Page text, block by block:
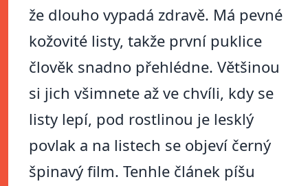
že dlouho vypadá zdravě. Má pevné
kožovité listy, takže první puklice
člověk snadno přehlédne. Většinou
si jich všimnete až ve chvíli, kdy se
listy lepí, pod rostlinou je lesklý
povlak a na listech se objeví černý
špinavý film. Tenhle článek píšu